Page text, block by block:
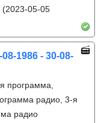
(2023-05-05
1986 - 30-08-
программа,
радио, 3-я
радио